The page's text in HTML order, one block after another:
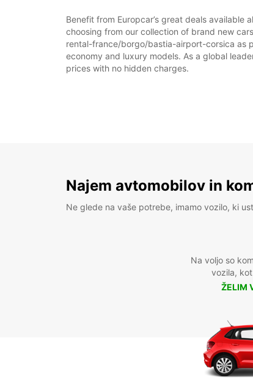
Benefit from Europcar’s great deals
choosing from our collection of brand new
rental-france/borgo/bastia-airport-corsica as
economy and luxury models. As a global
prices with no hidden charges.
Najem avtomobilov in
Ne glede na vaše potrebe, imamo vozilo, ki
Na voljo so
vozila,
ŽELIM